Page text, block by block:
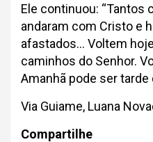
Ele continuou: “Tantos
andaram com Cristo e
afastados… Voltem
caminhos do Senhor.
Amanhã pode ser tarde
Via Guiame, Luana
Compartilhe